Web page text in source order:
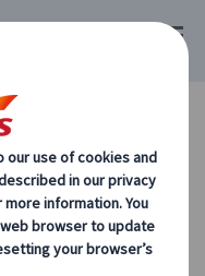
ートツアー